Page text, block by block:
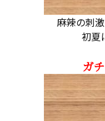
麻辣の刺
初夏
ガ